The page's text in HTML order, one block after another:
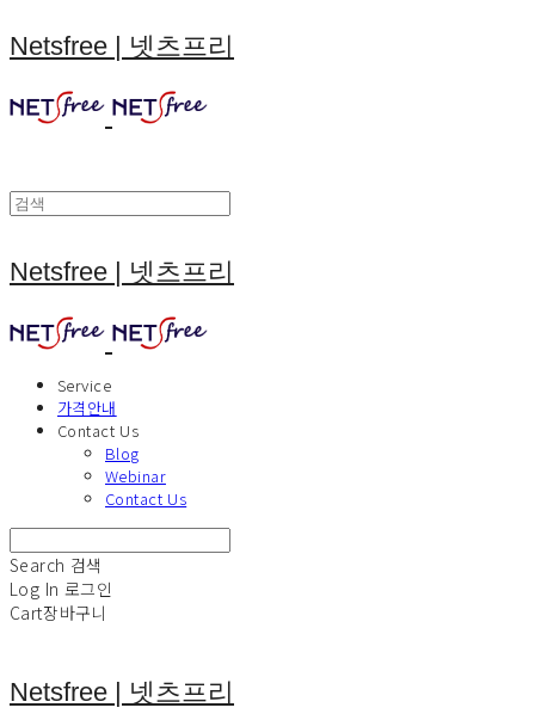
Netsfree | 넷츠프리
Netsfree | 넷츠프리
Service
가격안내
Contact Us
Blog
Webinar
Contact Us
Search 검색
Log In 로그인
Cart장바구니
Netsfree | 넷츠프리